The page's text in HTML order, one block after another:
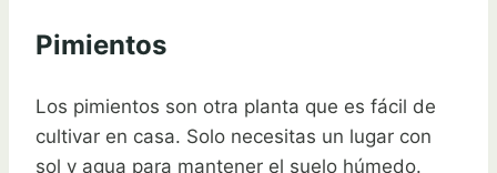
Pimientos
Los pimientos son otra planta que es fácil de
cultivar en casa. Solo necesitas un lugar con
sol y agua para mantener el suelo húmedo.